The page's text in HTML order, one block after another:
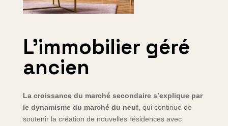
L’immobilier géré
ancien
La croissance du marché secondaire s’explique par
le dynamisme du marché du neuf, qui continue de
soutenir la création de nouvelles résidences avec